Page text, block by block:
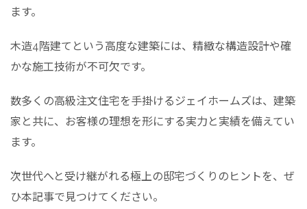
ます。
木造4階建てという高度な建築には、精緻な構造設計や確
かな施工技術が不可欠です。
数多くの高級注文住宅を手掛けるジェイホームズは、建築
家と共に、お客様の理想を形にする実力と実績を備えてい
ます。
次世代へと受け継がれる極上の邸宅づくりのヒントを、ぜ
ひ本記事で見つけてください。